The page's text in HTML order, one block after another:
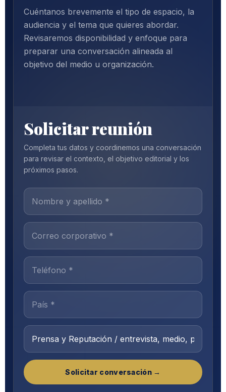
Cuéntanos brevemente el tipo de espacio, la
audiencia y el tema que quieres abordar.
Revisaremos disponibilidad y enfoque para
preparar una conversación alineada al
objetivo del medio u organización.
Solicitar reunión
Completa tus datos y coordinemos una conversación
para revisar el contexto, el objetivo editorial y los
próximos pasos.
Solicitar conversación →